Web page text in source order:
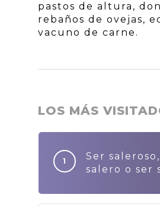
pastos de altura,
rebaños de ovejas,
vacuno de carne.
LOS MÁS
Ser
salero o ser